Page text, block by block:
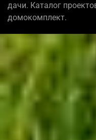
дачи. Каталог
домокомплект.